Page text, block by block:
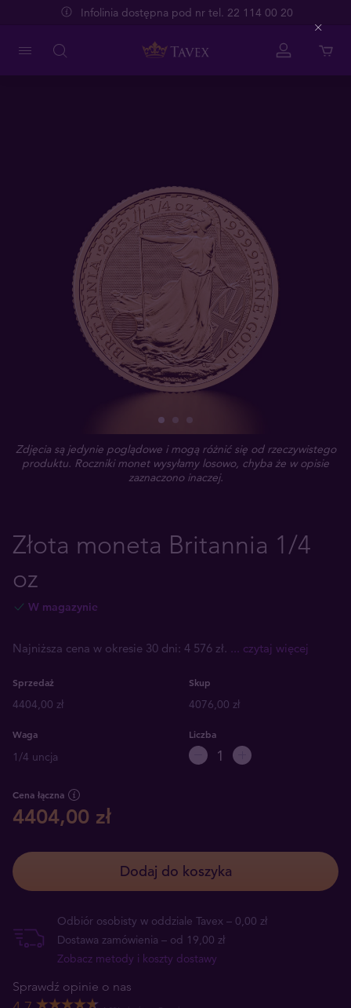
Infolinia dostępna pod nr tel. 22 114 00 20
Zdjęcia są jedynie poglądowe i mogą różnić się od rzeczywistego
produktu. Roczniki monet wysyłamy losowo, chyba że w opisie
zaznaczono inaczej.
Złota moneta Britannia 1/4
oz
W magazynie
Najniższa cena w okresie 30 dni: 4 576 zł. ... czytaj więcej
Sprzedaż Skup
4404,00 zł 4076,00 zł
Waga
1/4 uncja
Liczba
Cena łączna
4404,00 zł
Dodaj do koszyka
Odbiór osobisty w oddziale Tavex – 0,00 zł
Dostawa zamówienia – od 19,00 zł
Zobacz metody i koszty dostawy
Sprawdź opinie o nas
Close